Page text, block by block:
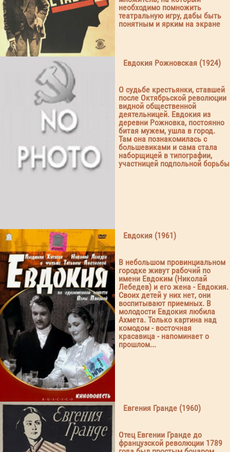
необходимо помножить
театральную игру, дабы быть
понятным и ярким на экране
Евдокия Рожновская (1924)
О судьбе крестьянки, ставшей
после Октябрьской революции
видной общественной
деятельницей. Евдокия из
деревни Рожновка, постоянно
битая мужем, ушла в город.
Там она познакомилась с
большевиками и сама стала
наборщицей в типографии,
участницей подпольной борьбы
Евдокия (1961)
В небольшом провинциальном
городке живут рабочий по
имени Евдоким (Николай
Лебедев) и его жена - Евдокия.
Своих детей у них нет, они
воспитывают приемных. В
молодости Евдокия любила
Ахмета. Только картина над
комодом - восточная
красавица - напоминает о
прошлом...
Евгения Гранде (1960)
Отец Евгении Гранде до
французской революции 1789